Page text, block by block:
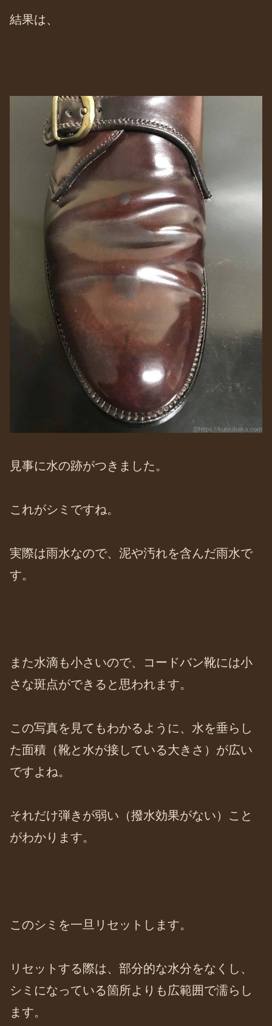
結果は、
見事に水の跡がつきました。
これがシミですね。
実際は雨水なので、泥や汚れを含んだ雨水で
す。
また水滴も小さいので、コードバン靴には小
さな斑点ができると思われます。
この写真を見てもわかるように、水を垂らし
た面積（靴と水が接している大きさ）が広い
ですよね。
それだけ弾きが弱い（撥水効果がない）こと
がわかります。
このシミを一旦リセットします。
リセットする際は、部分的な水分をなくし、
シミになっている箇所よりも広範囲で濡らし
ます。